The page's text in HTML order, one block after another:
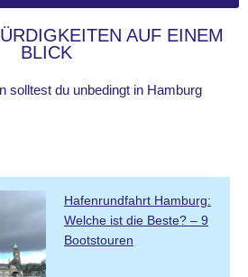
AUF EINEM
BLICK
solltest du unbedingt in Hamburg
Hafenrundfahrt Hamburg:
Welche ist die Beste? – 9
Bootstouren